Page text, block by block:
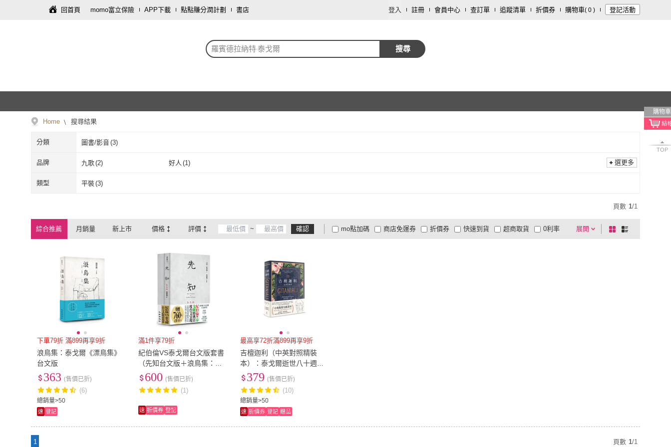
回首頁 momo富立保險 APP下載 點點賺分潤計劃 書店 登入 註冊 會員中心 查訂單 追蹤清單 折價券 購物車( 0 ) 登記活動
羅賓德拉納特‧泰戈爾 搜尋
購物車
TOP
Home 搜尋結果
分類 圖書/影音(3)
品牌 九歌(2) 好人 (1)
九歌
選更多
類型 平裝(3)
頁數 1/1
綜合推薦 月銷量 新上市 價格 評價 ~ 確認 展開
折價券
有影片
商品有量 電視購物
mo點加碼 快速到貨 超商取貨
大家電安心配
大家電快配
商店免運券 0利率
棋
盤
列
下單79折 滿899再享9折
浪鳥集：泰戈爾《漂鳥集》
台文版
總銷量>50
363 (售價已折)
(6)
速 登記
滿1件享79折
紀伯倫VS泰戈爾台文版套書
（先知台文版＋浪鳥集：泰
戈爾《漂鳥集》台文版）
600 (售價已折)
(1)
速 折價券 登記
最高享72折滿899再享9折
吉檀迦利（中英對照精裝
本）：泰戈爾逝世八十週
年，奠定其諾貝爾文學獎地
位的詩之讚歌
總銷量>50
379 (售價已折)
(10)
速 折價券 登記 贈品
1 頁數 1/1